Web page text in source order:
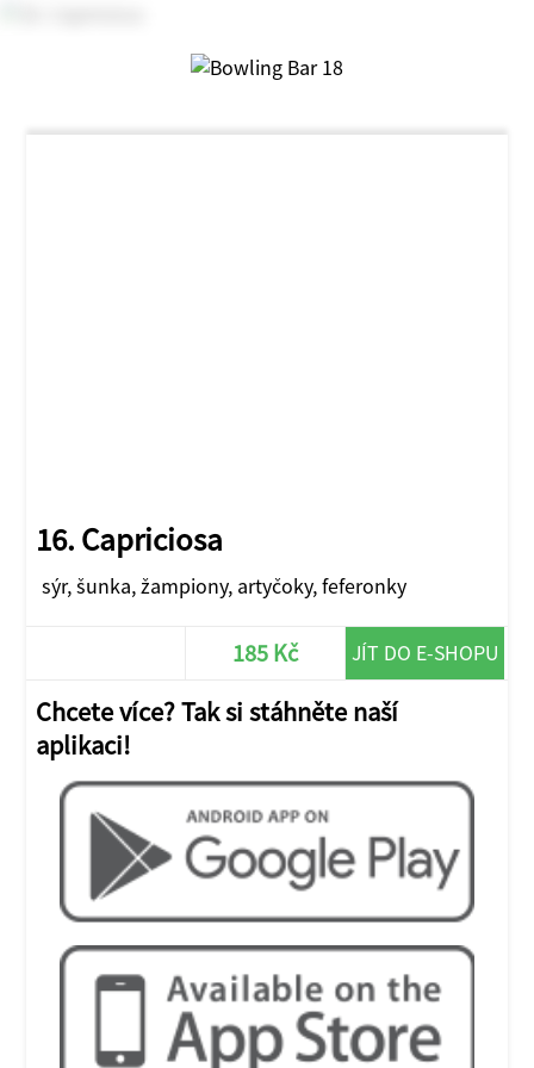
16. Capriciosa
sýr, šunka, žampiony, artyčoky, feferonky
185 Kč JÍT DO E-SHOPU
Chcete více? Tak si stáhněte naší
aplikaci!